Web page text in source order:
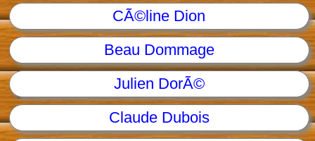
CÃ©line Dion
Beau Dommage
Julien DorÃ©
Claude Dubois